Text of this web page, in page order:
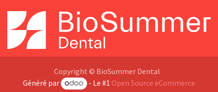
Copyright © BioSummer Dental
Généré par
- Le #1 Open Source eCommerce